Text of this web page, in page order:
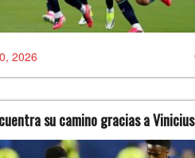
2026
su camino gracias a Vinicius